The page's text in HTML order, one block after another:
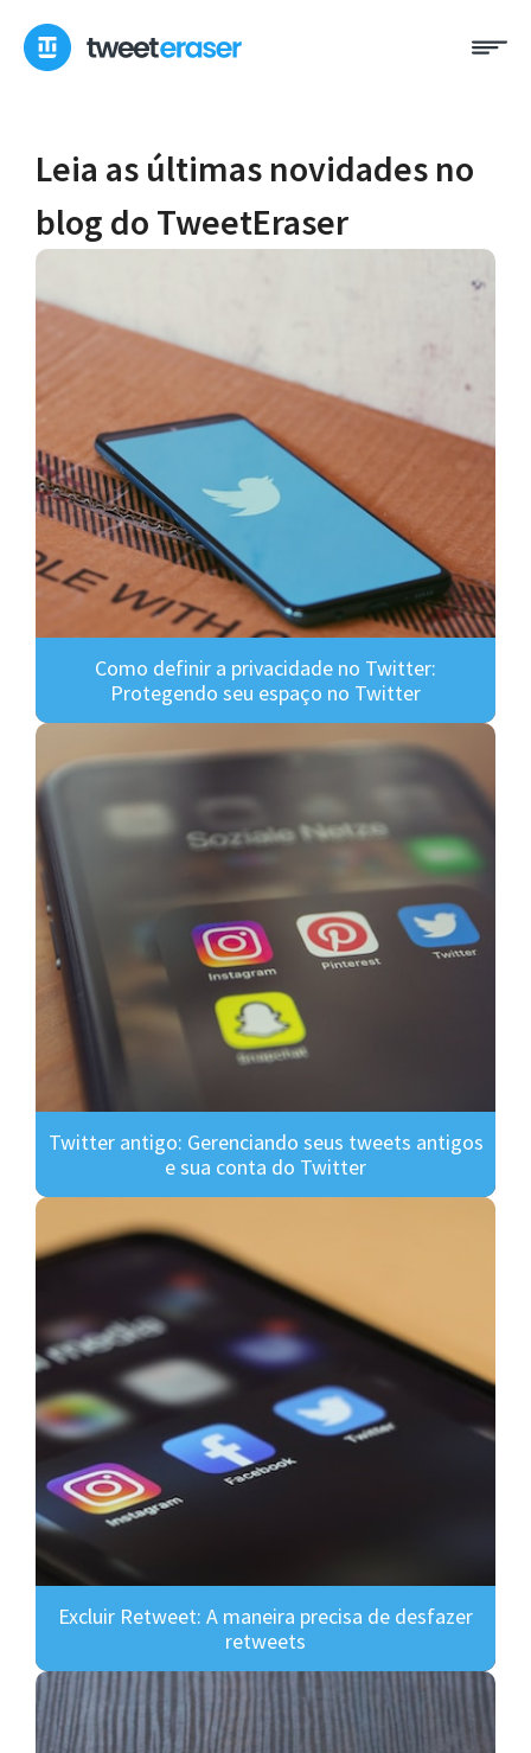
para
Leia as últimas novidades no
blog do TweetEraser
Como definir a privacidade no Twitter:
Protegendo seu espaço no Twitter
Twitter antigo: Gerenciando seus tweets antigos
e sua conta do Twitter
Excluir Retweet: A maneira precisa de desfazer
retweets